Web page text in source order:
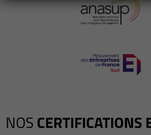
NOSCERTIFICATIONS